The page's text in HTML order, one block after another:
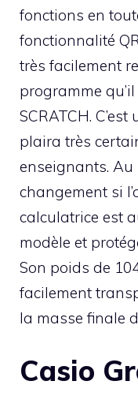
fonctions en
fonctionnalité
très facilement
programme
SCRATCH.
plaira très
enseignants.
changement si
calculatrice est
modèle et
Son poids de
facilement
la masse finale
Casio